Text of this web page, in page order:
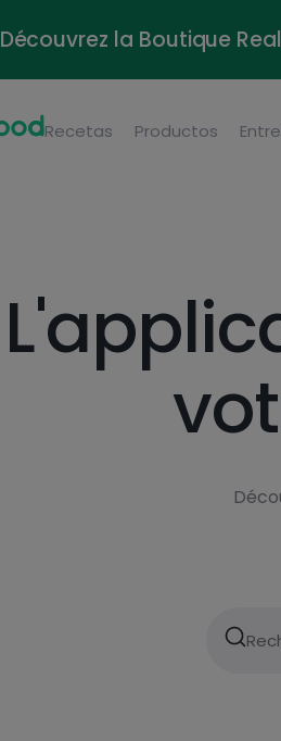
Découvrez la Boutique
Recetas Productos